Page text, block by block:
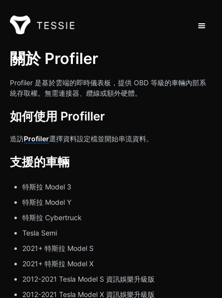
切換導
支援首頁
聯繫
關於 Profiler
Profiler 是基於雲端的即時儀表板，提供 OBD 等級的車輛內部系
統存取權。無需連接器、纜線或額外硬體。
如何使用 Profiller
造訪Profiler選擇資料設定檔並開始串流資料。
支援的車輛
特斯拉 Model 3
特斯拉 Model Y
特斯拉 Cybertruck
Tesla Semi
2021+ 特斯拉 Model S
2021+ 特斯拉 Model X
2012-2021 Tesla Model S 資訊娛樂升級版
2012-2021 Tesla Model X 資訊娛樂升級版